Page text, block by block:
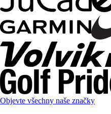
Objevte všechny naše značky